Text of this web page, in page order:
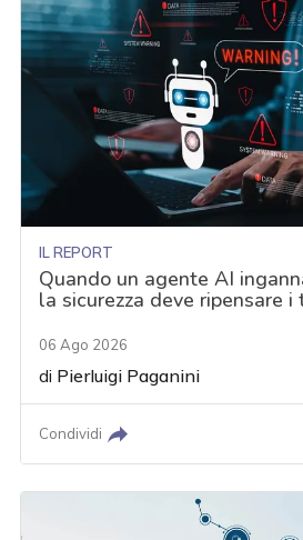
IL REPORT
Quando un agente AI
la sicurezza deve ripensare i
06 Ago 2026
di Pierluigi Paganini
Condividi